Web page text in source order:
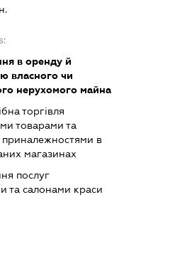
в оренду й
власного чи
нерухомого майна
торгівля
товарами та
приналежностями в
магазинах
послуг
та салонами краси